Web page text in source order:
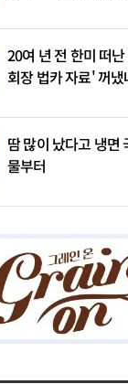
20여 년 전 한미 떠
회장 법카 자료' 꺼
땀 많이 났다고 냉
물부터